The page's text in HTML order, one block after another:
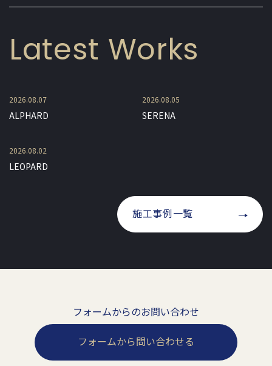
Latest Works
2026.08.07
ALPHARD
2026.08.05
SERENA
2026.08.02
LEOPARD
施工事例一覧
フォームからのお問い合わせ
フォームから問い合わせる